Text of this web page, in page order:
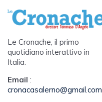
Le Cronache, il primo
quotidiano interattivo in
Italia.
Email :
cronacasalerno@gmail.com